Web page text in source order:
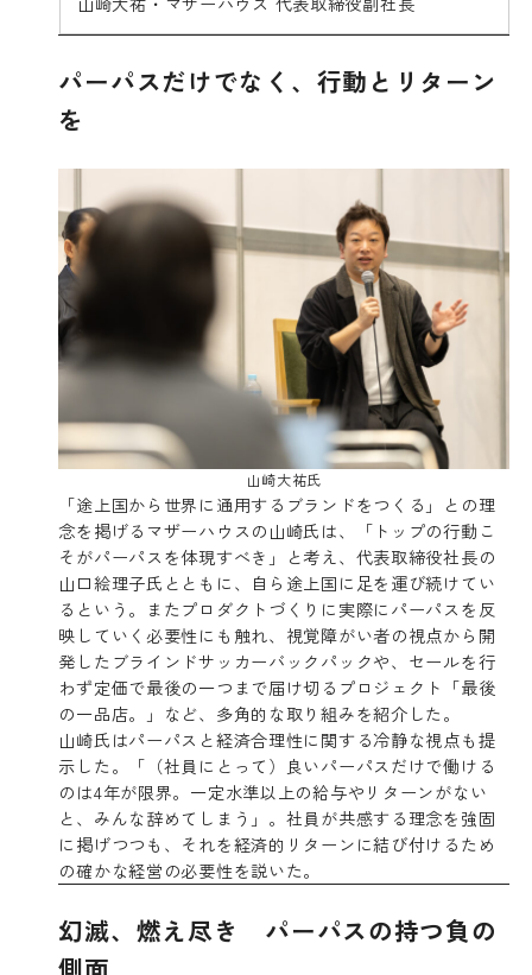
パーパスだけでなく、行動とリターン
を
山崎大祐氏
「途上国から世界に通用するブランドをつくる」との理
念を掲げるマザーハウスの山崎氏は、「トップの行動こ
そがパーパスを体現すべき」と考え、代表取締役社長の
山口絵理子氏とともに、自ら途上国に足を運び続けてい
るという。またプロダクトづくりに実際にパーパスを反
映していく必要性にも触れ、視覚障がい者の視点から開
発したブラインドサッカーバックパックや、セールを行
わず定価で最後の一つまで届け切るプロジェクト「最後
の一品店。」など、多角的な取り組みを紹介した。
山崎氏はパーパスと経済合理性に関する冷静な視点も提
示した。「（社員にとって）良いパーパスだけで働ける
のは4年が限界。一定水準以上の給与やリターンがない
と、みんな辞めてしまう」。社員が共感する理念を強固
に掲げつつも、それを経済的リターンに結び付けるため
の確かな経営の必要性を説いた。
幻滅、燃え尽き パーパスの持つ負の
側面